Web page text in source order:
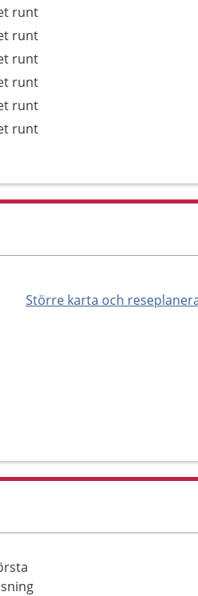
runt
runt
runt
runt
runt
runt
Större karta och